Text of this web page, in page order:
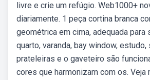
livre e crie um refúgio. Web1000+
diariamente. 1 peça cortina branca
geométrica em cima, adequada para
quarto, varanda, bay window, estudo,
prateleiras e o gaveteiro são
cores que harmonizam com os.